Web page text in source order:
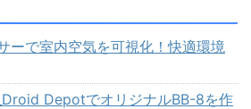
ーで室内空気を可視化！快適環境
DepotでオリジナルBB-8を作